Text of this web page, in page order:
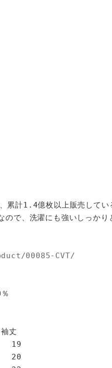
1.4億枚以上販売している
で、洗濯にも強いしっかり
00085-CVT/
丈